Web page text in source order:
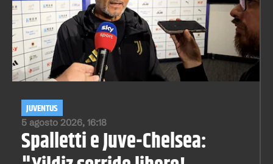
5 agosto 2026, 16:18
JUVENTUS
Spalletti e Juve-Chelsea: